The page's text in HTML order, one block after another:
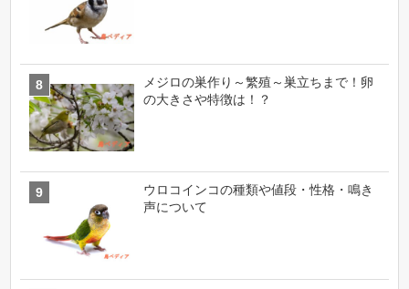
メジロの巣作り～繁殖～巣立ちまで！卵
の大きさや特徴は！？
ウロコインコの種類や値段・性格・鳴き
声について